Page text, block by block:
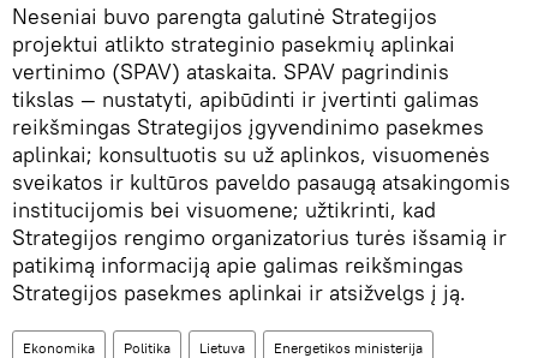
Neseniai buvo parengta galutinė Strategijos
projektui atlikto strateginio pasekmių aplinkai
vertinimo (SPAV) ataskaita. SPAV pagrindinis
tikslas — nustatyti, apibūdinti ir įvertinti galimas
reikšmingas Strategijos įgyvendinimo pasekmes
aplinkai; konsultuotis su už aplinkos, visuomenės
sveikatos ir kultūros paveldo pasaugą atsakingomis
institucijomis bei visuomene; užtikrinti, kad
Strategijos rengimo organizatorius turės išsamią ir
patikimą informaciją apie galimas reikšmingas
Strategijos pasekmes aplinkai ir atsižvelgs į ją.
Ekonomika Politika Lietuva Energetikos ministerija